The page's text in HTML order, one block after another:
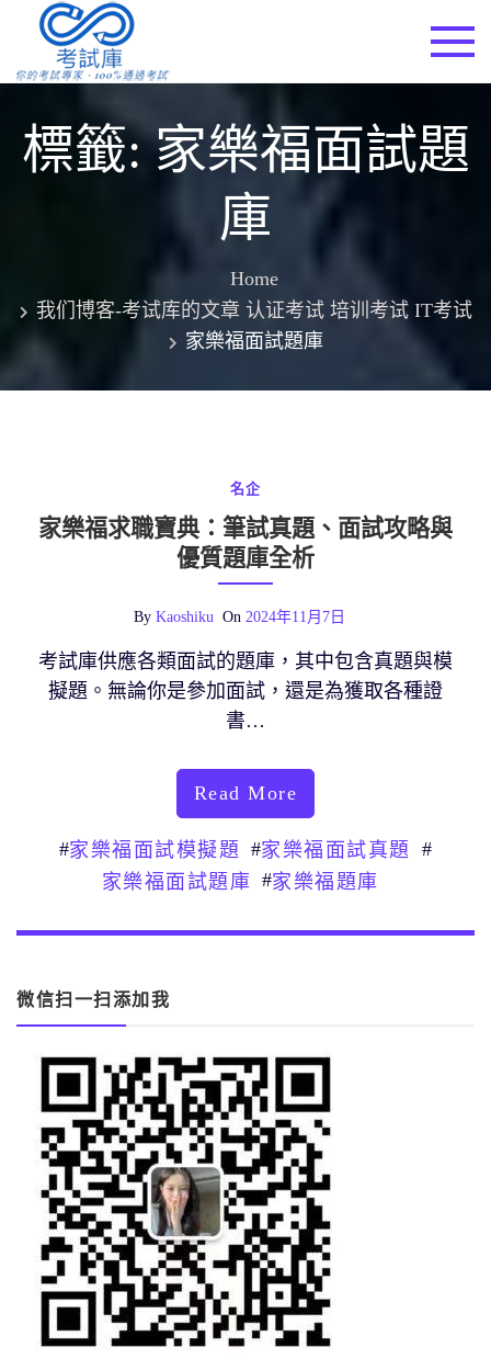
content
標籤:家樂福面試題
庫
Home
我们博客-考试库的文章 认证考试 培训考试 IT考试
家樂福面試題庫
名企
家樂福求職寶典：筆試真題、面試攻略與
優質題庫全析
By Kaoshiku On 2024年11月7日
考試庫供應各類面試的題庫，其中包含真題與模
擬題。無論你是參加面試，還是為獲取各種證
書…
Read More
#家樂福面試模擬題 #家樂福面試真題
#
家樂福面試題庫 #家樂福題庫
微信扫一扫添加我